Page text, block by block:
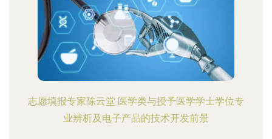
志愿填报专家陈云堂 医学类与授予医学学士学位专
业辨析及电子产品的技术开发前景